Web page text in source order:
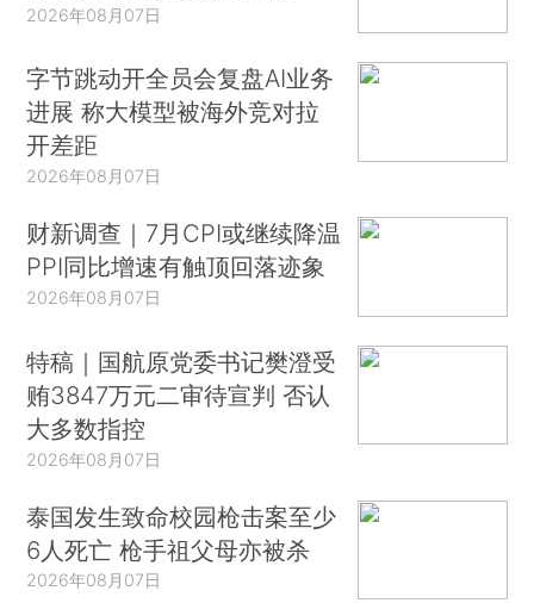
2026年08月07日
字节跳动开全员会复盘AI业务
进展 称大模型被海外竞对拉
开差距
2026年08月07日
财新调查｜7月CPI或继续降温
PPI同比增速有触顶回落迹象
2026年08月07日
特稿｜国航原党委书记樊澄受
贿3847万元二审待宣判 否认
大多数指控
2026年08月07日
泰国发生致命校园枪击案至少
6人死亡 枪手祖父母亦被杀
2026年08月07日